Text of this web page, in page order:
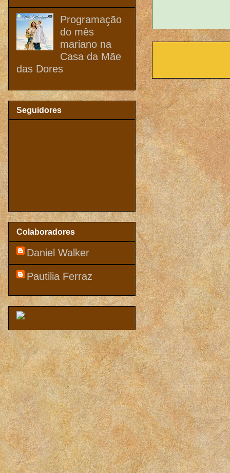
Programação
do mês
mariano na
Casa da Mãe
das Dores
Seguidores
Colaboradores
Daniel Walker
Pautilia Ferraz